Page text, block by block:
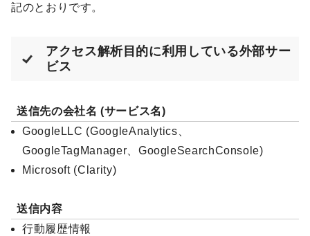
記のとおりです。
アクセス解析目的に利用している外部サー
ビス
送信先の会社名 (サービス名)
GoogleLLC (GoogleAnalytics、
GoogleTagManager、GoogleSearchConsole)
Microsoft (Clarity)
送信内容
行動履歴情報